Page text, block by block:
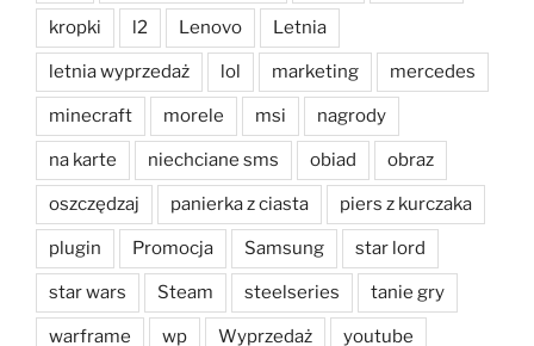
kropki l2 Lenovo Letnia
letnia wyprzedaż lol marketing mercedes
minecraft morele msi nagrody
na karte niechciane sms obiad obraz
oszczędzaj panierka z ciasta piers z kurczaka
plugin Promocja Samsung star lord
star wars Steam steelseries tanie gry
warframe wp Wyprzedaż youtube